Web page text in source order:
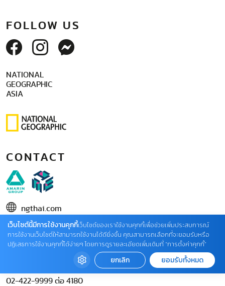
FOLLOW US
NATIONAL
GEOGRAPHIC
ASIA
CONTACT
ngthai.com
บริษัท เอเอ็มอี อิมเมจิเนทีฟ จำกัด
ในเครือ บริษัท อมรินทร์ คอร์เปอเรชั่นส์ จำกัด (มหาชน)
02 422 9999 ต่อ 4220
ติดต่อแจ้งปัญหาหรือร้องเรียน
02-422-9999 ต่อ 4180
เว็บไซต์นี้มีการใช้งานคุกกี้เว็บไซต์ของเราใช้งานคุกกี้เพื่อช่วยเพิ่มประสบการณ์
การใช้งานเว็บไซต์ให้สามารถใช้งานได้ดียิ่งขึ้น คุณสามารถเลือกที่จะยอมรับหรือ
ปฏิเสธการใช้งานคุกกี้ได้ง่ายๆ โดยการดูรายละเอียดเพิ่มเติมที่ “การตั้งค่าคุกกี้”
ยกเลิก ยอมรับทั้งหมด